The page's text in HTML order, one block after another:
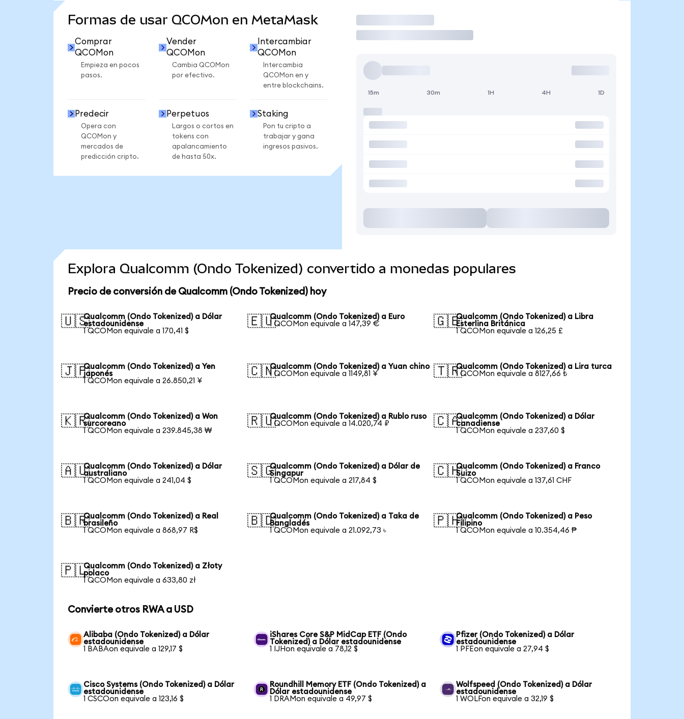
Formas de usar QCOMon en MetaMask
Comprar
QCOMon
Empieza en pocos
pasos.
Vender
QCOMon
Cambia QCOMon
por efectivo.
Intercambiar
QCOMon
Intercambia
QCOMon en y
entre blockchains.
Predecir
Opera con
QCOMon y
mercados de
predicción cripto.
Perpetuos
Largos o cortos en
tokens con
apalancamiento
de hasta 50x.
Staking
Pon tu cripto a
trabajar y gana
ingresos pasivos.
Operar
15m 30m 1H 4H 1D
Explora Qualcomm (Ondo Tokenized) convertido a monedas populares
Precio de conversión de Qualcomm (Ondo Tokenized) hoy
🇺🇸Qualcomm (Ondo Tokenized) a Dólar
estadounidense
1 QCOMon equivale a 170,41 $
🇪🇺Qualcomm (Ondo Tokenized) a Euro
1 QCOMon equivale a 147,39 €
🇬🇧Qualcomm (Ondo Tokenized) a Libra
Esterlina Británica
1 QCOMon equivale a 126,25 £
🇯🇵Qualcomm (Ondo Tokenized) a Yen
japonés
1 QCOMon equivale a 26.850,21 ¥
🇨🇳Qualcomm (Ondo Tokenized) a Yuan chino
1 QCOMon equivale a 1149,81 ¥
🇹🇷Qualcomm (Ondo Tokenized) a Lira turca
1 QCOMon equivale a 8127,66 ₺
🇰🇷Qualcomm (Ondo Tokenized) a Won
surcoreano
1 QCOMon equivale a 239.845,38 ₩
🇷🇺Qualcomm (Ondo Tokenized) a Rublo ruso
1 QCOMon equivale a 14.020,74 ₽
🇨🇦Qualcomm (Ondo Tokenized) a Dólar
canadiense
1 QCOMon equivale a 237,60 $
🇦🇺Qualcomm (Ondo Tokenized) a Dólar
australiano
1 QCOMon equivale a 241,04 $
🇸🇬Qualcomm (Ondo Tokenized) a Dólar de
Singapur
1 QCOMon equivale a 217,84 $
🇨🇭Qualcomm (Ondo Tokenized) a Franco
Suizo
1 QCOMon equivale a 137,61 CHF
🇧🇷Qualcomm (Ondo Tokenized) a Real
brasileño
1 QCOMon equivale a 868,97 R$
🇧🇩Qualcomm (Ondo Tokenized) a Taka de
Bangladés
1 QCOMon equivale a 21.092,73 ৳
🇵🇭Qualcomm (Ondo Tokenized) a Peso
Filipino
1 QCOMon equivale a 10.354,46 ₱
🇵🇱Qualcomm (Ondo Tokenized) a Złoty
polaco
1 QCOMon equivale a 633,80 zł
Convierte otros RWA a USD
Alibaba (Ondo Tokenized) a Dólar
estadounidense
1 BABAon equivale a 129,17 $
iShares Core S&P MidCap ETF (Ondo
Tokenized) a Dólar estadounidense
1 IJHon equivale a 78,12 $
Pfizer (Ondo Tokenized) a Dólar
estadounidense
1 PFEon equivale a 27,94 $
Cisco Systems (Ondo Tokenized) a Dólar
estadounidense
1 CSCOon equivale a 123,16 $
Roundhill Memory ETF (Ondo Tokenized) a
Dólar estadounidense
1 DRAMon equivale a 49,97 $
Wolfspeed (Ondo Tokenized) a Dólar
estadounidense
1 WOLFon equivale a 32,19 $